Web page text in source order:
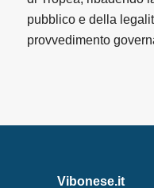
pubblico e della
provvedimento
Vibonese.it